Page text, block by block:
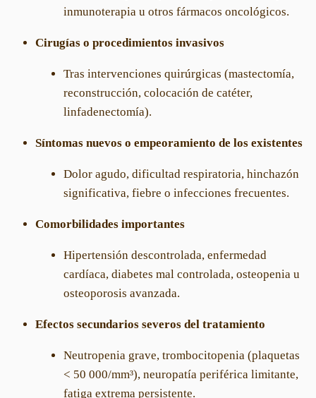
inmunoterapia u otros fármacos oncológicos.
Cirugías o procedimientos invasivos
Tras intervenciones quirúrgicas (mastectomía,
reconstrucción, colocación de catéter,
linfadenectomía).
Síntomas nuevos o empeoramiento de los existentes
Dolor agudo, dificultad respiratoria, hinchazón
significativa, fiebre o infecciones frecuentes.
Comorbilidades importantes
Hipertensión descontrolada, enfermedad
cardíaca, diabetes mal controlada, osteopenia u
osteoporosis avanzada.
Efectos secundarios severos del tratamiento
Neutropenia grave, trombocitopenia (plaquetas
< 50 000/mm³), neuropatía periférica limitante,
fatiga extrema persistente.